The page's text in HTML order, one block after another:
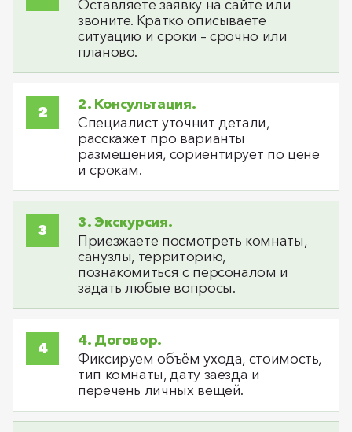
Оставляете заявку на сайте или
звоните. Кратко описываете
ситуацию и сроки – срочно или
планово.
2. Консультация.
Специалист уточнит детали,
расскажет про варианты
размещения, сориентирует по цене
и срокам.
3. Экскурсия.
Приезжаете посмотреть комнаты,
санузлы, территорию,
познакомиться с персоналом и
задать любые вопросы.
4. Договор.
Фиксируем объём ухода, стоимость,
тип комнаты, дату заезда и
перечень личных вещей.